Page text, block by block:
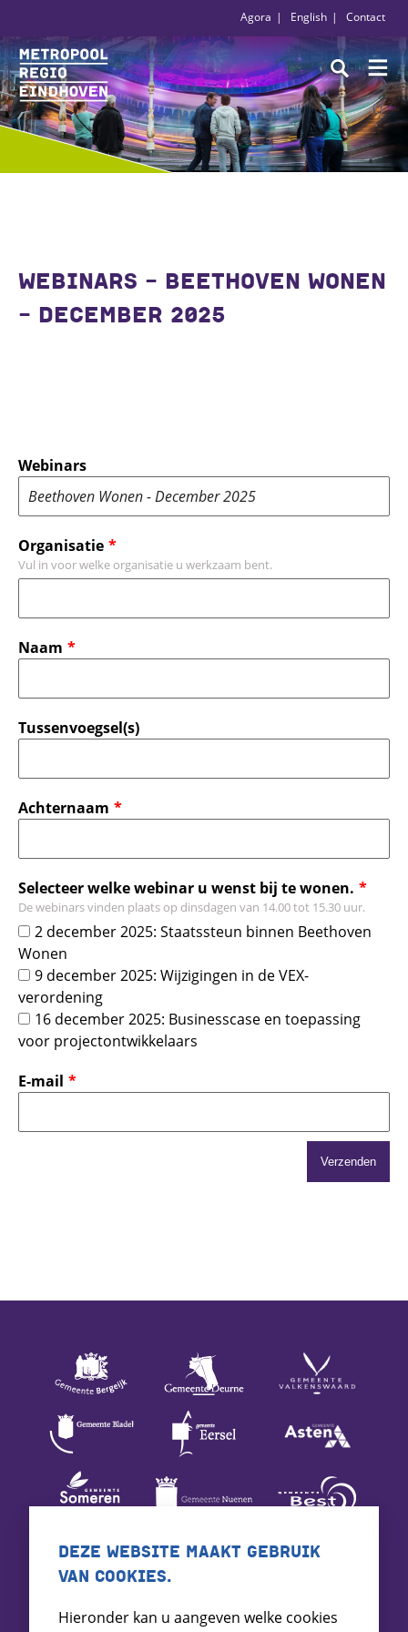
Agora English Contact
WEBINARS - BEETHOVEN WONEN
- DECEMBER 2025
Webinars
Organisatie
Vul in voor welke organisatie u werkzaam bent.
Naam
Tussenvoegsel(s)
Achternaam
Selecteer welke webinar u wenst bij te wonen.
De webinars vinden plaats op dinsdagen van 14.00 tot 15.30 uur.
2 december 2025: Staatssteun binnen Beethoven
Wonen
9 december 2025: Wijzigingen in de VEX-
verordening
16 december 2025: Businesscase en toepassing
voor projectontwikkelaars
E-mail
Verzenden
DEZE WEBSITE MAAKT GEBRUIK
VAN COOKIES.
Hieronder kan u aangeven welke cookies